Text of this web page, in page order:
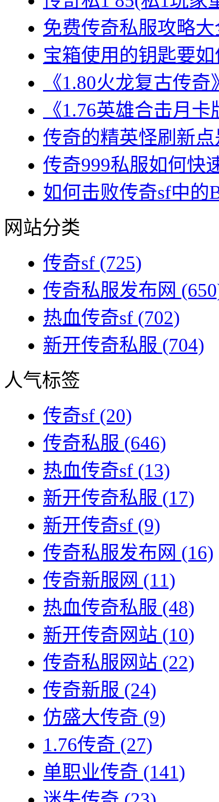
免费传奇私服攻略
宝箱使用的钥匙要
《1.80火龙复古传
《1.76英雄合击月
传奇的精英怪刷新
传奇999私服如何快
如何击败传奇sf中的
网站分类
传奇sf (725)
传奇私服发布网
热血传奇sf (702)
新开传奇私服 (704)
人气标签
传奇sf (20)
传奇私服 (646)
热血传奇sf (13)
新开传奇私服 (17)
新开传奇sf (9)
传奇私服发布网 (16)
传奇新服网 (11)
热血传奇私服 (48)
新开传奇网站 (10)
传奇私服网站 (22)
传奇新服 (24)
仿盛大传奇 (9)
1.76传奇 (27)
单职业传奇 (141)